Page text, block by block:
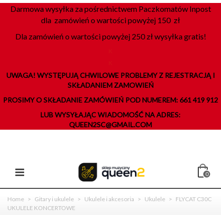
Darmowa wysyłka za pośrednictwem Paczkomatów Inpost
dla zamówień o wartości powyżej 150 zł
Dla zamówień o wartości powyżej 250 zł wysyłka gratis!
UWAGA! WYSTĘPUJĄ CHWILOWE PROBLEMY Z REJESTRACJĄ I
SKŁADANIEM ZAMOWIEŃ
PROSIMY O SKŁADANIE ZAMÓWIEŃ POD NUMEREM: 661 419 912
LUB WYSYŁAJĄC WIADOMOŚĆ NA ADRES:
QUEEN2SC@GMAIL.COM
0
Home > Gitary i ukulele > Ukulele i akcesoria > Ukulele > FLYCAT C30C
UKULELE KONCERTOWE